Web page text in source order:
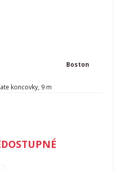
Boston
koncovky, 9 m